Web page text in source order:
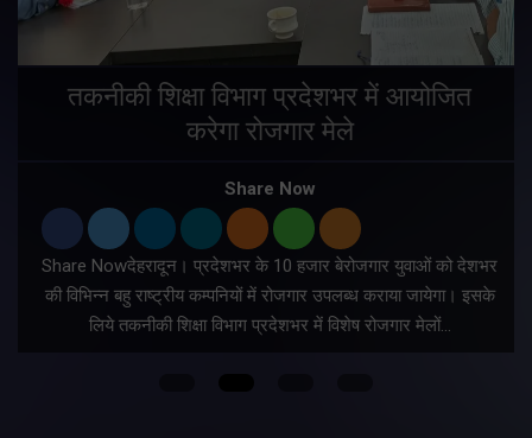
तकनीकी शिक्षा विभाग प्रदेशभर में आयोजित
करेगा रोजगार मेले
Share Now
Share Nowदेहरादून। प्रदेशभर के 10 हजार बेरोजगार युवाओं को देशभर
की विभिन्न बहु राष्ट्रीय कम्पनियों में रोजगार उपलब्ध कराया जायेगा। इसके
लिये तकनीकी शिक्षा विभाग प्रदेशभर में विशेष रोजगार मेलों…